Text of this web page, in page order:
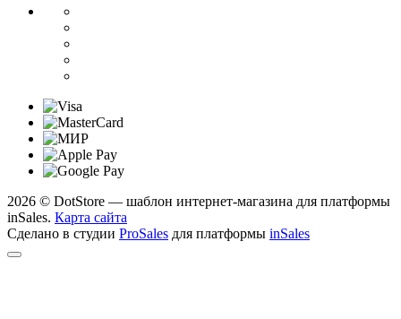
2026 © DotStore — шаблон интернет-магазина для платформы
inSales. Карта сайта
Сделано в студии ProSales для платформы inSales